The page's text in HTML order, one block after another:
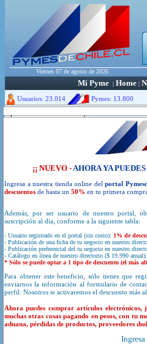
Viernes 07 de agosto de 2026
Mi Pyme | Home |
Usuarios: 23.014 Pymes: 13.800
¡¡ NUEVO -AHORA YA
Ingresa a nuestra tienda online delportal
descuentos de hasta un 50% en tu primera
Además, por ser usuario de nuestro portal,
suscripción al día, conforme a la siguiente tabla:
- Usuario registrado en el portal (sin costo): 1% de
- Publicación de una ficha de tu negocio en nuestro
- Publicación preferencial del tu negocio en nuestro
- Catálogo en línea de nuestro directorio ($ 19.990 anual):
* Sólo se puede optar a 1 tipo de descuento (el más
Para obtener este beneficio, sólo tienes que
enviarnos la información al formulario de
perfil. Nosotros te activaremos el descuento más
Ahora puedes comprar artículos
muchas otras cosas pagando en pesos, con tu
aduana, pérdidas de productos, proveedores